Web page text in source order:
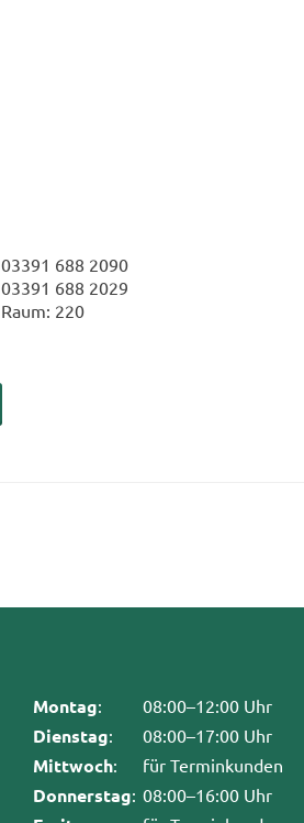
03391 688 2090
03391 688 2029
Raum: 220
Montag: 08:00–12:00 Uhr
Dienstag: 08:00–17:00 Uhr
Mittwoch: für Terminkunden
Donnerstag: 08:00–16:00 Uhr